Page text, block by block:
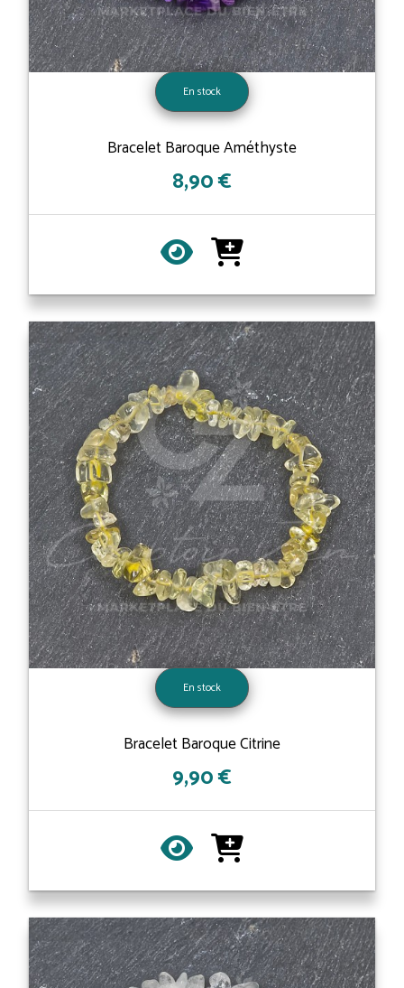
En stock
Bracelet Baroque Améthyste
8,90 €
En stock
Bracelet Baroque Citrine
9,90 €